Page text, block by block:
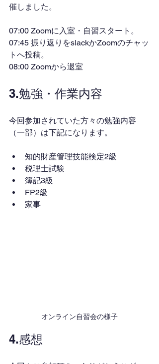
催しました。
07:00 Zoomに入室・自習スタート。
07:45 振り返りをslackかZoomのチャッ
トへ投稿。
08:00 Zoomから退室
3.勉強・作業内容
今回参加されていた方々の勉強内容
（一部）は下記になります。
知的財産管理技能検定2級
税理士試験
簿記3級
FP2級
家事
オンライン自習会の様子
4.感想